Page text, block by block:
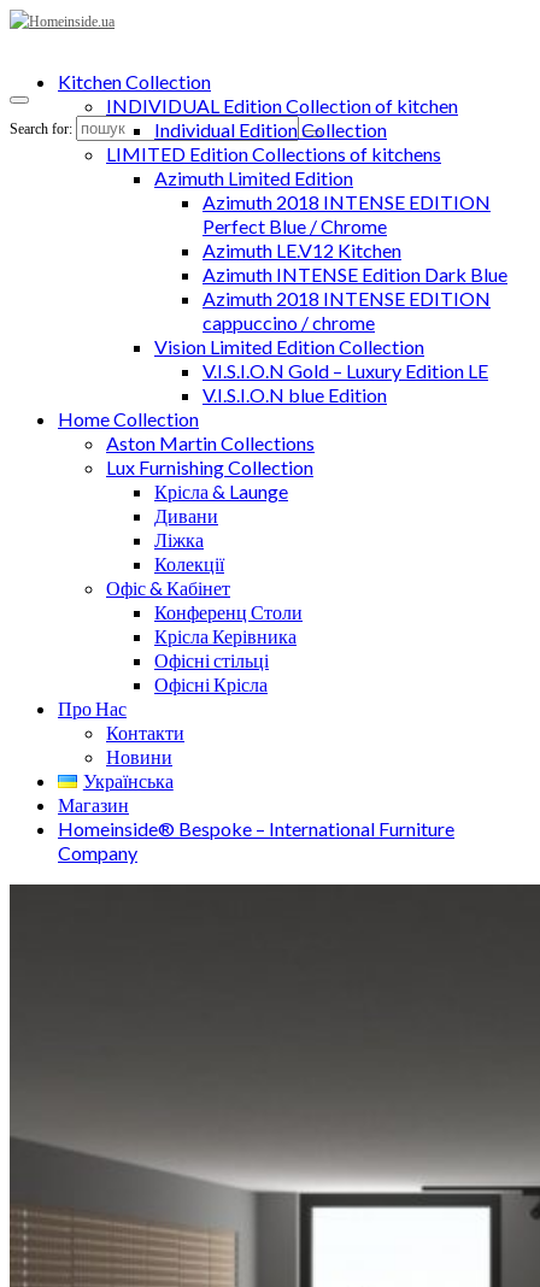
Search for:
Kitchen Collection
INDIVIDUAL Edition Collection of kitchen
Individual Edition Collection
LIMITED Edition Collections of kitchens
Azimuth Limited Edition
Azimuth 2018 INTENSE EDITION
Perfect Blue / Chrome
Azimuth LE.V12 Kitchen
Azimuth INTENSE Edition Dark Blue
Azimuth 2018 INTENSE EDITION
cappuccino / chrome
Vision Limited Edition Collection
V.I.S.I.O.N Gold – Luxury Edition LE
V.I.S.I.O.N blue Edition
Home Collection
Aston Martin Collections
Lux Furnishing Collection
Крісла & Launge
Дивани
Ліжка
Колекції
Офіс & Кабінет
Конференц Столи
Крісла Керівника
Офісні стільці
Офісні Крісла
Про Нас
Контакти
Новини
Українська
Магазин
Homeinside® Bespoke – International Furniture
Company